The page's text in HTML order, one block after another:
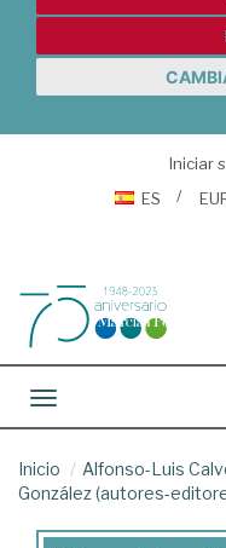
Iniciar
ES
Toggle navigation
Inicio
Alfonso-Luis
González (autores-